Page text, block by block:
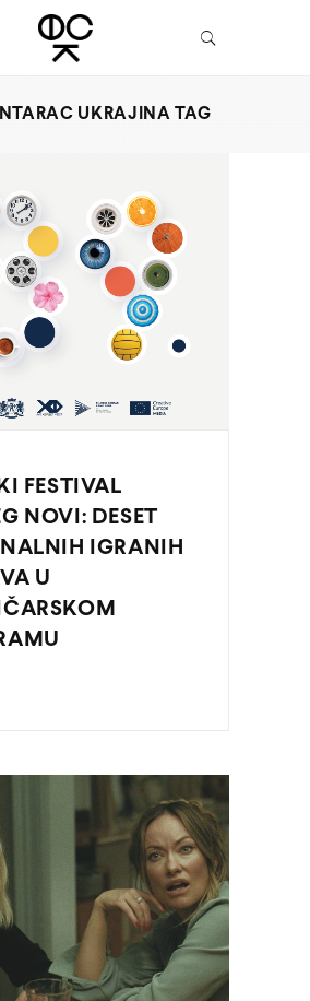
UKRAJINA TAG
FESTIVAL
NOVI: DESET
IGRANIH
U